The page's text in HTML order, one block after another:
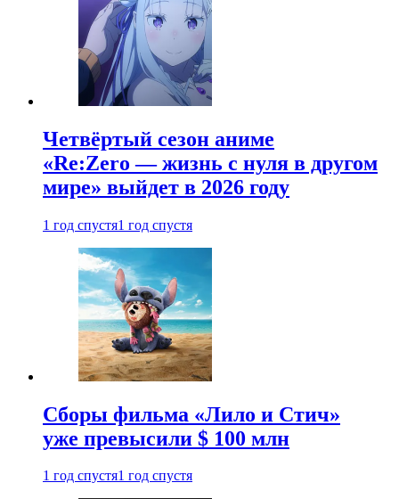
Четвёртый сезон аниме
«Re:Zero — жизнь с нуля в другом
мире» выйдет в 2026 году
1 год спустя1 год спустя
Сборы фильма «Лило и Стич»
уже превысили $ 100 млн
1 год спустя1 год спустя